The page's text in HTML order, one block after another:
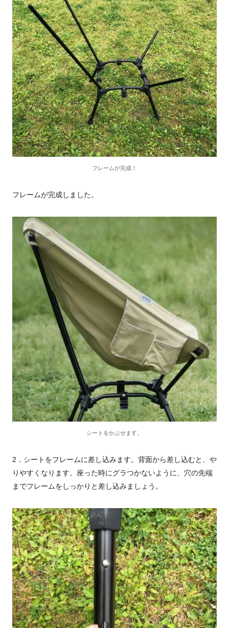
フレームが完成！
フレームが完成しました。
シートをかぶせます。
2 ．シートをフレームに差し込みます。背面から差し込むと、や
りやすくなります。座った時にグラつかないように、穴の先端
までフレームをしっかりと差し込みましょう。